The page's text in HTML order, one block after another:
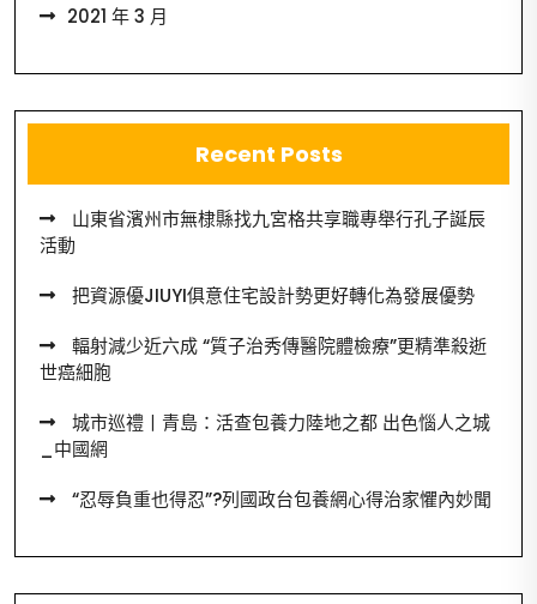
2021 年 3 月
Recent Posts
山東省濱州市無棣縣找九宮格共享職專舉行孔子誕辰
活動
把資源優JIUYI俱意住宅設計勢更好轉化為發展優勢
輻射減少近六成 “質子治秀傳醫院體檢療”更精準殺逝
世癌細胞
城市巡禮丨青島：活查包養力陸地之都 出色惱人之城
_中國網
“忍辱負重也得忍”?列國政台包養網心得治家懼內妙聞